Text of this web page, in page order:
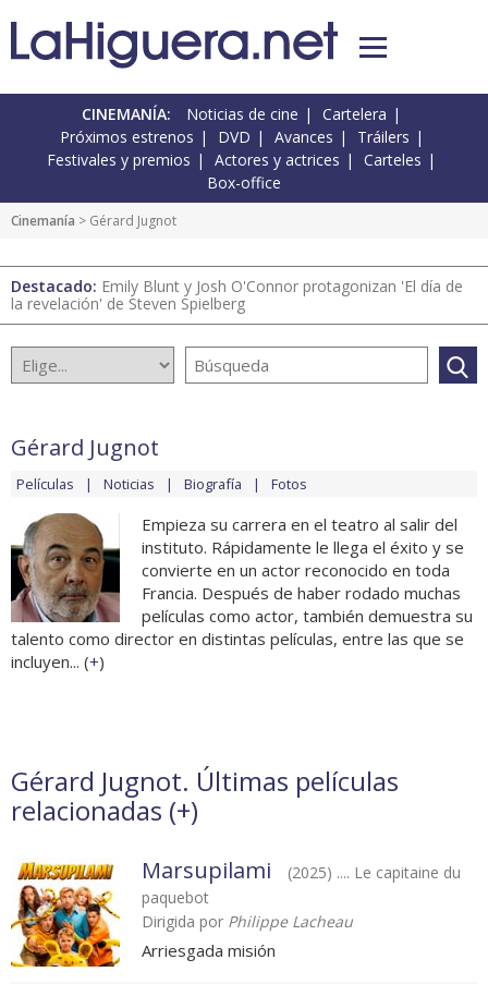
CINEMANÍA: Noticias de cine
Cartelera
Próximos estrenos
DVD Avances
Tráilers
Festivales y premios
Actores y actrices
Carteles
Box-office
Cinemanía > Gérard Jugnot
Destacado: Emily Blunt y Josh O'Connor protagonizan 'El día de
la revelación' de Steven Spielberg
Gérard Jugnot
Películas Noticias Biografía Fotos
Empieza su carrera en el teatro al salir del
instituto. Rápidamente le llega el éxito y se
convierte en un actor reconocido en toda
Francia. Después de haber rodado muchas
películas como actor, también demuestra su
talento como director en distintas películas, entre las que se
incluyen... (+)
Gérard Jugnot. Últimas películas
relacionadas (+)
Marsupilami
(2025) .... Le capitaine du
paquebot
Dirigida por Philippe Lacheau
Arriesgada misión